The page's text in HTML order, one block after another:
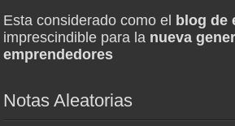
Esta considerado como el blog de
imprescindible para la nueva
emprendedores
Notas Aleatorias